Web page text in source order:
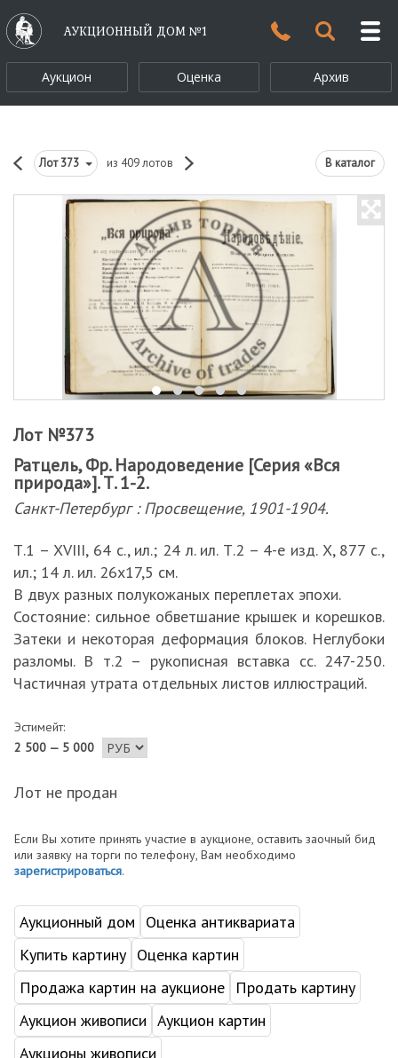
АУКЦИОННЫЙ ДОМ №1
Аукцион Оценка Архив
Лот373 из 409 лотов В каталог
Лот №373
Ратцель, Фр. Народоведение [Серия «Вся
природа»]. Т. 1-2.
Санкт-Петербург : Просвещение, 1901-1904.
Т.1 – XVIII, 64 с., ил.; 24 л. ил. Т.2 – 4-е изд. X, 877 с.,
ил.; 14 л. ил. 26х17,5 см.
В двух разных полукожаных переплетах эпохи.
Состояние: сильное обветшание крышек и корешков.
Затеки и некоторая деформация блоков. Неглубоки
разломы. В т.2 – рукописная вставка сс. 247-250.
Частичная утрата отдельных листов иллюстраций.
Эстимейт:
2 500 — 5 000
Лот не продан
Если Вы хотите принять участие в аукционе, оставить заочный бид
или заявку на торги по телефону, Вам необходимо
зарегистрироваться.
Аукционный дом
Оценка антиквариата
Купить картину Оценка картин
Продажа картин на аукционе
Продать картину
Аукцион живописи Аукцион картин
Аукционы живописи